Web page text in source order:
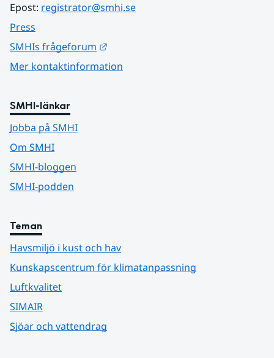
Epost: registrator@smhi.se
Press
SMHIs frågeforum
Mer kontaktinformation
SMHI-länkar
Jobba på SMHI
Om SMHI
SMHI-bloggen
SMHI-podden
Teman
Havsmiljö i kust och hav
Kunskapscentrum för klimatanpassning
Luftkvalitet
SIMAIR
Sjöar och vattendrag